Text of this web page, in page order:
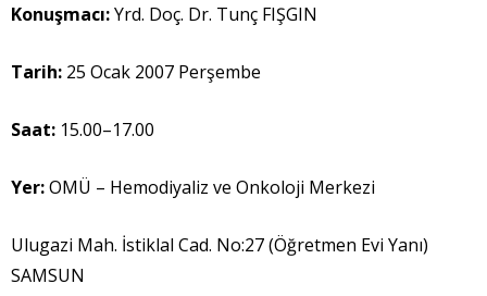
Konuşmacı:Yrd. Doç. Dr. Tunç FIŞGIN
Tarih: 25 Ocak 2007 Perşembe
Saat: 15.00–17.00
Yer:OMÜ – Hemodiyaliz ve Onkoloji Merkezi
Ulugazi Mah. İstiklal Cad. No:27 (Öğretmen Evi Yanı)
SAMSUN